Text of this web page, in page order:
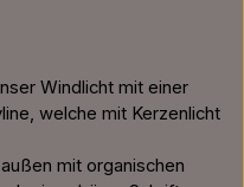
Windlicht mit einer
welche mit Kerzenlicht
mit organischen